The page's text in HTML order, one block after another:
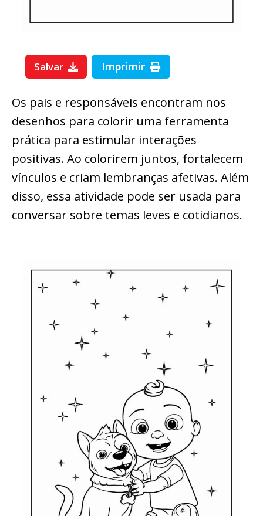
Salvar Imprimir
Os pais e responsáveis encontram nos
desenhos para colorir uma ferramenta
prática para estimular interações
positivas. Ao colorirem juntos, fortalecem
vínculos e criam lembranças afetivas. Além
disso, essa atividade pode ser usada para
conversar sobre temas leves e cotidianos.